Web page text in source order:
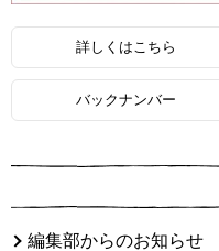
詳しくはこちら
バックナンバー
編集部からのお知らせ